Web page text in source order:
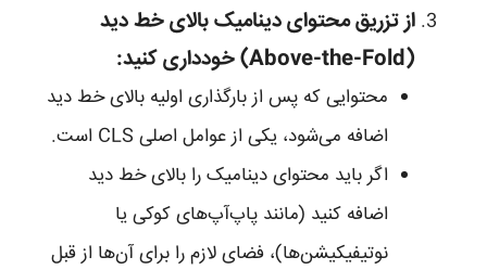
از تزریق محتوای دینامیک بالای خط دید
(Above-the-Fold) خودداری کنید:
محتوایی که پس از بارگذاری اولیه بالای خط دید
اضافه می‌شود، یکی از عوامل اصلی CLS است.
اگر باید محتوای دینامیک را بالای خط دید
اضافه کنید (مانند پاپ‌آپ‌های کوکی یا
نوتیفیکیشن‌ها)، فضای لازم را برای آن‌ها از قبل